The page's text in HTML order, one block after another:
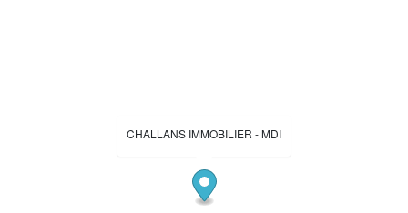
CHALLANS IMMOBILIER - MDI